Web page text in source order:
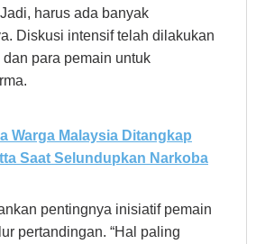
harus ada banyak
Diskusi intensif telah dilakukan
para pemain untuk
Warga Malaysia Ditangkap
Saat Selundupkan Narkoba
pentingnya inisiatif pemain
pertandingan. “Hal paling